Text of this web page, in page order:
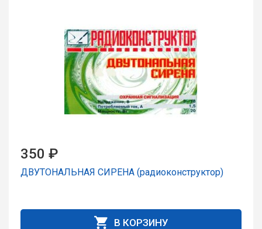
350 ₽
ДВУТОНАЛЬНАЯ СИРЕНА (радиоконструктор)
В КОРЗИНУ